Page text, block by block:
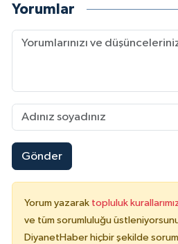
Yorumlar
Gönder
Yorum yazarak topluluk
ve tüm sorumluluğu
DiyanetHaber hiçbir şekilde
Kastamonu Müftülüğü
Kayseri Müftülüğü
Kilis Müftülüğü
Kırklareli Müftülüğü